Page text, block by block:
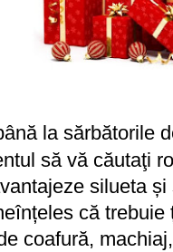
la sărbătorile
să vă căutaţi
silueta
că trebuie
coafură,